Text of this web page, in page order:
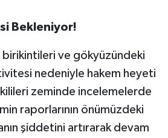
Bekleniyor!
birikintileri ve gökyüzündeki
nedeniyle hakem heyeti
zeminde incelemelerde
raporlarının önümüzdeki
şiddetini artırarak devam